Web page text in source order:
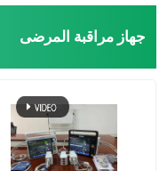
جهاز مراقبة المرضى